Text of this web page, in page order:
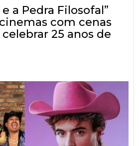
a Pedra Filosofal”
com cenas
25 anos de